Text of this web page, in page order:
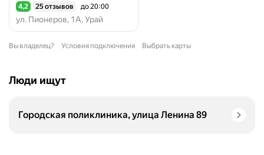
Рейтинг 4,2 из 5
4,2 25 отзывов до 20:00
ул. Пионеров, 1А, Урай
Вы владелец? Условия подключения Выбрать карты
Люди ищут
Городская поликлиника, улица Ленина 89